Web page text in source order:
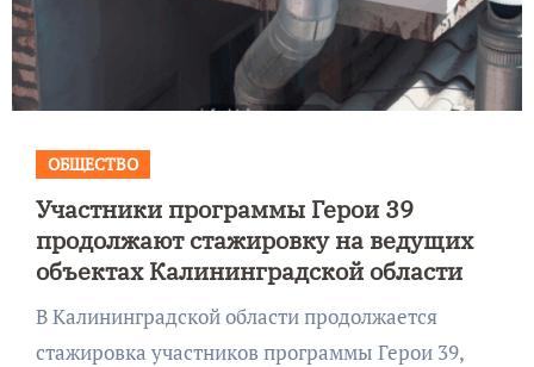
ОБЩЕСТВО
Участники программы Герои 39
продолжают стажировку на ведущих
объектах Калининградской области
В Калининградской области продолжается
стажировка участников программы Герои 39,